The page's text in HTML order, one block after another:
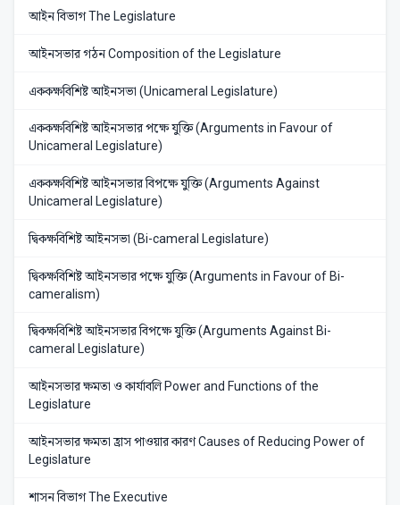
আইন বিভাগ The Legislature
আইনসভার গঠন Composition of the Legislature
এককক্ষবিশিষ্ট আইনসভা (Unicameral Legislature)
এককক্ষবিশিষ্ট আইনসভার পক্ষে যুক্তি (Arguments in Favour of
Unicameral Legislature)
এককক্ষবিশিষ্ট আইনসভার বিপক্ষে যুক্তি (Arguments Against
Unicameral Legislature)
দ্বিকক্ষবিশিষ্ট আইনসভা (Bi-cameral Legislature)
দ্বিকক্ষবিশিষ্ট আইনসভার পক্ষে যুক্তি (Arguments in Favour of Bi-
cameralism)
দ্বিকক্ষবিশিষ্ট আইনসভার বিপক্ষে যুক্তি (Arguments Against Bi-
cameral Legislature)
আইনসভার ক্ষমতা ও কার্যাবলি Power and Functions of the
Legislature
আইনসভার ক্ষমতা হ্রাস পাওয়ার কারণ Causes of Reducing Power of
Legislature
শাসন বিভাগ The Executive